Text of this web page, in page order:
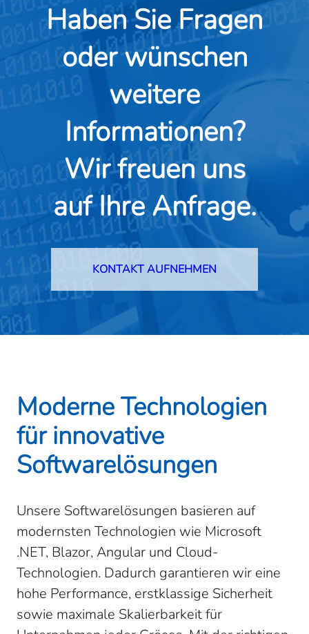
Haben Sie Fragen
oder wünschen
weitere
Informationen?
Wir freuen uns
auf Ihre Anfrage.
KONTAKT AUFNEHMEN
Moderne Technologien
für innovative
Softwarelösungen
Unsere Softwarelösungen basieren auf
modernsten Technologien wie Microsoft
.NET, Blazor, Angular und Cloud-
Technologien. Dadurch garantieren wir eine
hohe Performance, erstklassige Sicherheit
sowie maximale Skalierbarkeit für